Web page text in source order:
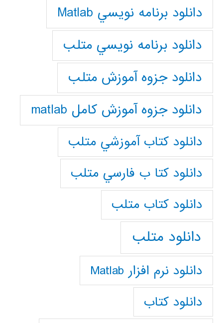
دانلود برنامه نويسي Matlab
دانلود برنامه نويسي متلب
دانلود جزوه آموزش متلب
دانلود جزوه آموزش کامل matlab
دانلود كتاب آموزشي متلب
دانلود كتا ب فارسي متلب
دانلود كتاب متلب
دانلود متلب
دانلود نرم افزار Matlab
دانلود کتاب